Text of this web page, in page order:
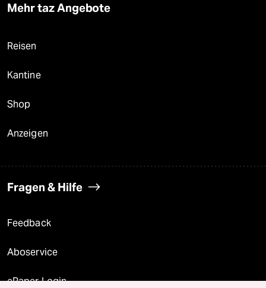
Mehr taz Angebote
Reisen
Kantine
Shop
Anzeigen
Fragen & Hilfe
Feedback
Aboservice
ePaper Login